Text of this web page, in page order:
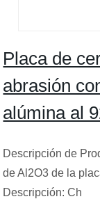
Placa de
abrasión
alúmina al
Descripción de
de Al2O3 de la
Descripción: Ch